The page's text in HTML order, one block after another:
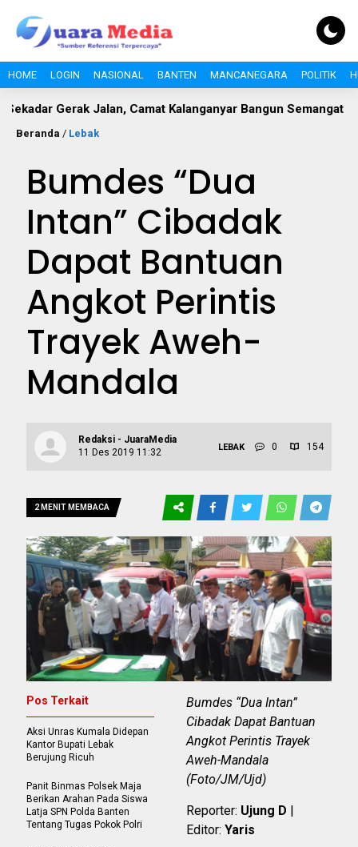
HOME LOGIN NASIONAL BANTEN MANCANEGARA POLITIK
Jalan, Camat Kalanganyar Bangun Semangat
Beranda / Lebak
Bumdes “Dua
Intan” Cibadak
Dapat Bantuan
Angkot Perintis
Trayek Aweh-
Mandala
Redaksi - JuaraMedia
11 Des 2019 11:32
LEBAK 0 154
2 MENIT MEMBACA
Bumdes “Dua Intan”
Cibadak Dapat Bantuan
Angkot Perintis Trayek
Aweh-Mandala
(Foto/JM/Ujd)
Reporter: Ujung D |
Editor: Yaris
Pos Terkait
Aksi Unras Kumala Didepan
Kantor Bupati Lebak
Berujung Ricuh
Panit Binmas Polsek Maja
Berikan Arahan Pada Siswa
Latja SPN Polda Banten
Tentang Tugas Pokok Polri